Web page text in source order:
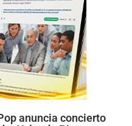
anuncia concierto